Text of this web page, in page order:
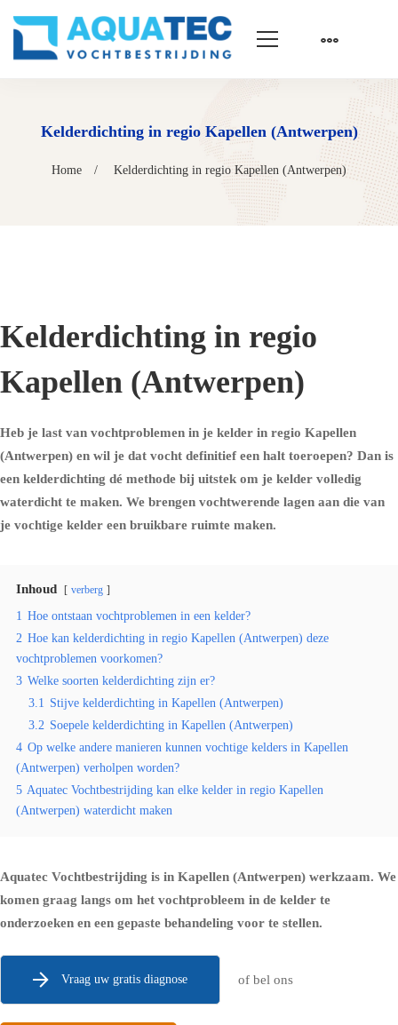
Kelderdichting in regio Kapellen (Antwerpen)
Home Kelderdichting in regio Kapellen (Antwerpen)
Kelderdichting in regio
Kapellen (Antwerpen)
Heb je last van vochtproblemen in je kelder in regio Kapellen
(Antwerpen) en wil je dat vocht definitief een halt toeroepen? Dan is
een kelderdichting dé methode bij uitstek om je kelder volledig
waterdicht te maken. We brengen vochtwerende lagen aan die van
je vochtige kelder een bruikbare ruimte maken.
Inhoud verberg
1 Hoe ontstaan vochtproblemen in een kelder?
2 Hoe kan kelderdichting in regio Kapellen (Antwerpen) deze
vochtproblemen voorkomen?
3 Welke soorten kelderdichting zijn er?
3.1 Stijve kelderdichting in Kapellen (Antwerpen)
3.2 Soepele kelderdichting in Kapellen (Antwerpen)
4 Op welke andere manieren kunnen vochtige kelders in Kapellen
(Antwerpen) verholpen worden?
5 Aquatec Vochtbestrijding kan elke kelder in regio Kapellen
(Antwerpen) waterdicht maken
Aquatec Vochtbestrijding is in Kapellen (Antwerpen) werkzaam. We
komen graag langs om het vochtprobleem in de kelder te
onderzoeken en een gepaste behandeling voor te stellen.
Vraag uw gratis diagnose of bel ons